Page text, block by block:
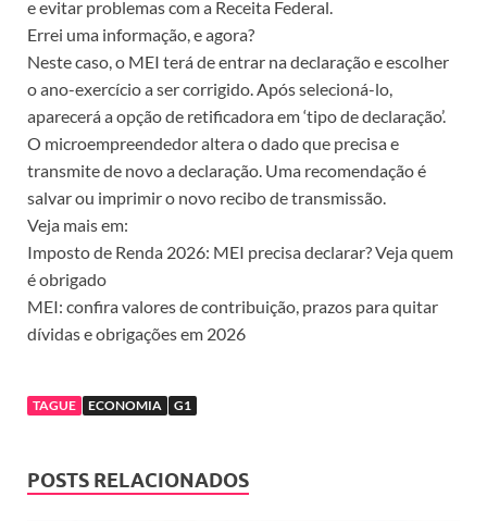
e evitar problemas com a Receita Federal.
Errei uma informação, e agora?
Neste caso, o MEI terá de entrar na declaração e escolher
o ano-exercício a ser corrigido. Após selecioná-lo,
aparecerá a opção de retificadora em ‘tipo de declaração’.
O microempreendedor altera o dado que precisa e
transmite de novo a declaração. Uma recomendação é
salvar ou imprimir o novo recibo de transmissão.
Veja mais em:
Imposto de Renda 2026: MEI precisa declarar? Veja quem
é obrigado
MEI: confira valores de contribuição, prazos para quitar
dívidas e obrigações em 2026
TAGUE ECONOMIA G1
POSTS RELACIONADOS